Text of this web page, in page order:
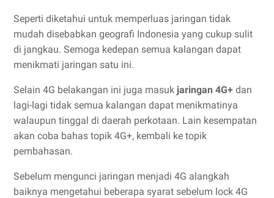
Seperti diketahui untuk memperluas jaringan tidak
mudah disebabkan geografi Indonesia yang cukup sulit
di jangkau. Semoga kedepan semua kalangan dapat
menikmati jaringan satu ini.
Selain 4G belakangan ini juga masuk jaringan 4G+ dan
lagi-lagi tidak semua kalangan dapat menikmatinya
walaupun tinggal di daerah perkotaan. Lain kesempatan
akan coba bahas topik 4G+, kembali ke topik
pembahasan.
Sebelum mengunci jaringan menjadi 4G alangkah
baiknya mengetahui beberapa syarat sebelum lock 4G